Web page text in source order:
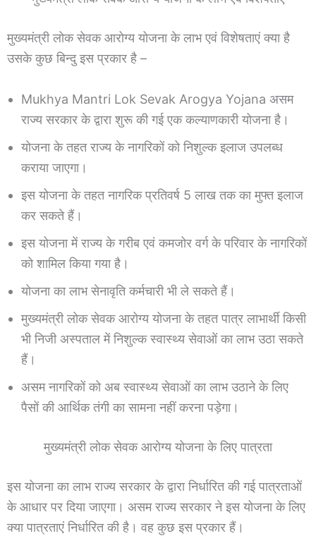
मुख्यमंत्री लोक सेवक आरोग्य योजना के लाभ एवं विशेषताएं क्या है
उसके कुछ बिन्दु इस प्रकार है –
Mukhya Mantri Lok Sevak Arogya Yojana असम
राज्य सरकार के द्वारा शुरू की गई एक कल्याणकारी योजना है।
योजना के तहत राज्य के नागरिकों को निशुल्क इलाज उपलब्ध
कराया जाएगा।
इस योजना के तहत नागरिक प्रतिवर्ष 5 लाख तक का मुफ्त इलाज
कर सकते हैं।
इस योजना में राज्य के गरीब एवं कमजोर वर्ग के परिवार के नागरिकों
को शामिल किया गया है।
योजना का लाभ सेनावृति कर्मचारी भी ले सकते हैं।
मुख्यमंत्री लोक सेवक आरोग्य योजना के तहत पात्र लाभार्थी किसी
भी निजी अस्पताल में निशुल्क स्वास्थ्य सेवाओं का लाभ उठा सकते
हैं।
असम नागरिकों को अब स्वास्थ्य सेवाओं का लाभ उठाने के लिए
पैसों की आर्थिक तंगी का सामना नहीं करना पड़ेगा।
मुख्यमंत्री लोक सेवक आरोग्य योजना के लिए पात्रता
इस योजना का लाभ राज्य सरकार के द्वारा निर्धारित की गई पात्रताओं
के आधार पर दिया जाएगा। असम राज्य सरकार ने इस योजना के लिए
क्या पात्रताएं निर्धारित की है। वह कुछ इस प्रकार हैं।